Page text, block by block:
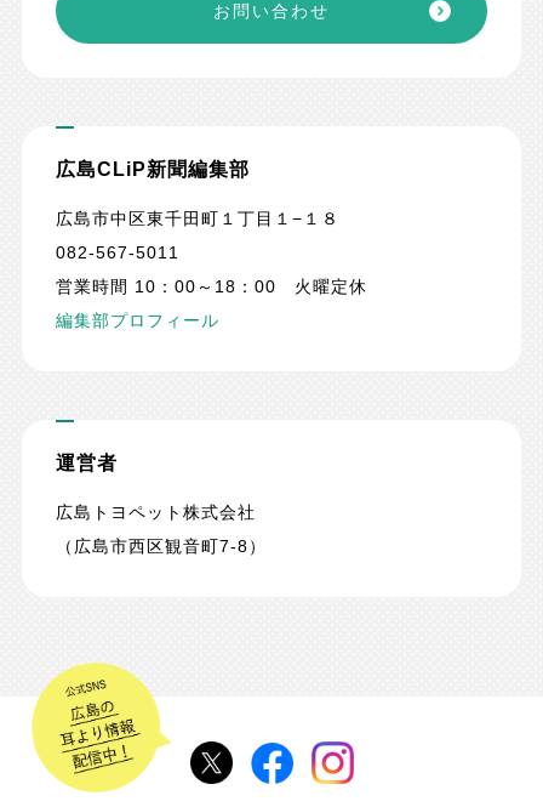
お問い合わせ
広島CLiP新聞編集部
広島市中区東千田町１丁目１−１８
082-567-5011
営業時間 10：00～18：00 火曜定休
編集部プロフィール
運営者
広島トヨペット株式会社
（広島市西区観音町7-8）